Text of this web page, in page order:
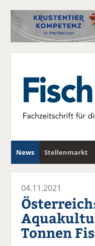
News Stellenmarkt
Fischwirtschafts-Gipfel
04.11.2021
Tonnen